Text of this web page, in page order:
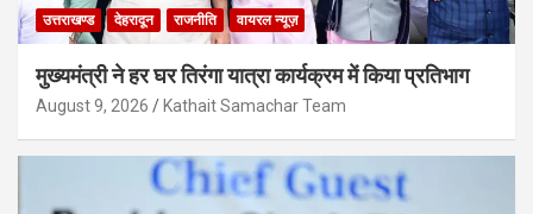
उत्तराखण्ड देहरादून राजनीति वायरल न्यूज़
मुख्यमंत्री ने हर घर तिरंगा यात्रा कार्यक्रम में किया प्रतिभाग
August 9, 2026 Kathait Samachar Team